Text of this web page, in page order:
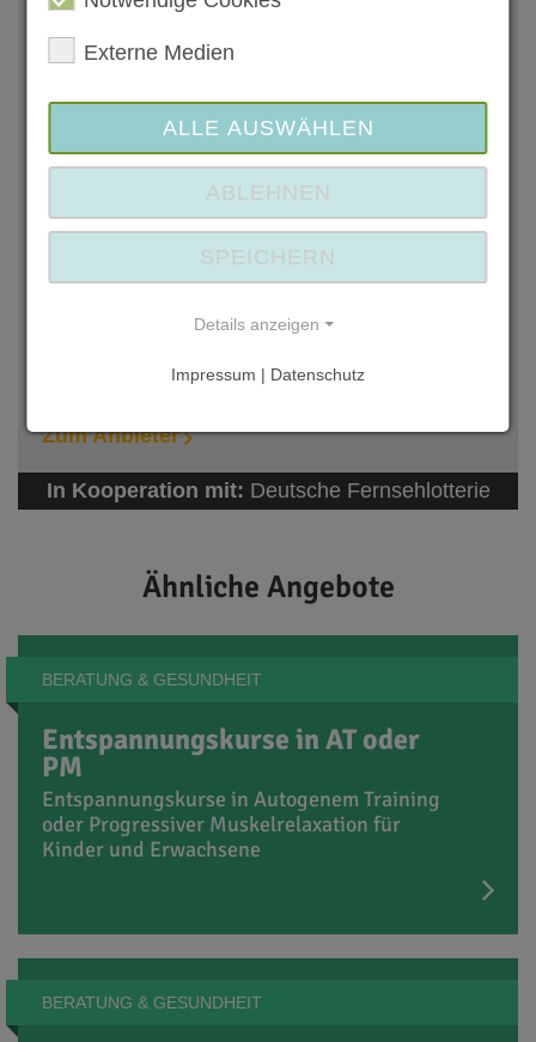
Isabell Burkhard
06731 96 99 11
Anbieter kontaktieren
Zum Anbieter
In Kooperation mit: Deutsche Fernsehlotterie
Ähnliche Angebote
BERATUNG & GESUNDHEIT
Entspannungskurse in AT oder
PM
Entspannungskurse in Autogenem Training
oder Progressiver Muskelrelaxation für
Kinder und Erwachsene
BERATUNG & GESUNDHEIT
Externe Medien
ALLE AUSWÄHLEN
ABLEHNEN
SPEICHERN
Details anzeigen
Impressum | Datenschutz